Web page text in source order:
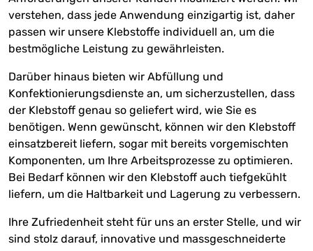
verstehen, dass jede Anwendung einzigartig ist, daher
passen wir unsere Klebstoffe individuell an, um die
bestmögliche Leistung zu gewährleisten.
Darüber hinaus bieten wir Abfüllung und
Konfektionierungsdienste an, um sicherzustellen, dass
der Klebstoff genau so geliefert wird, wie Sie es
benötigen. Wenn gewünscht, können wir den Klebstoff
einsatzbereit liefern, sogar mit bereits vorgemischten
Komponenten, um Ihre Arbeitsprozesse zu optimieren.
Bei Bedarf können wir den Klebstoff auch tiefgekühlt
liefern, um die Haltbarkeit und Lagerung zu verbessern.
Ihre Zufriedenheit steht für uns an erster Stelle, und wir
sind stolz darauf, innovative und massgeschneiderte